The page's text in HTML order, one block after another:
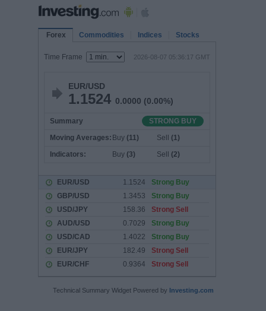
Technical Summary Widget Powered by Investing.com